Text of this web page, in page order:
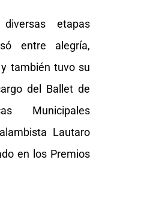
etapas
entre alegría,
también tuvo su
del Ballet de
Municipales
Lautaro
en los Premios